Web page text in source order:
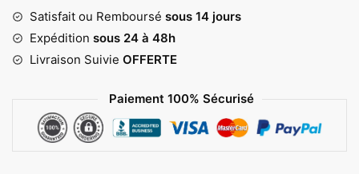
Satisfait ou Remboursé sous 14 jours
Expédition sous 24 à 48h
Livraison Suivie OFFERTE
Paiement 100% Sécurisé